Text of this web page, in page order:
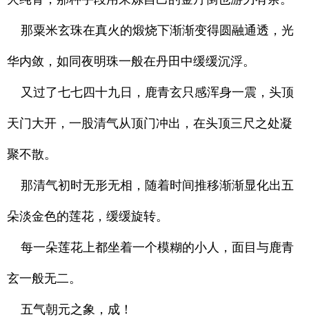
那粟米玄珠在真火的煅烧下渐渐变得圆融通透，光
华内敛，如同夜明珠一般在丹田中缓缓沉浮。
又过了七七四十九日，鹿青玄只感浑身一震，头顶
天门大开，一股清气从顶门冲出，在头顶三尺之处凝
聚不散。
那清气初时无形无相，随着时间推移渐渐显化出五
朵淡金色的莲花，缓缓旋转。
每一朵莲花上都坐着一个模糊的小人，面目与鹿青
玄一般无二。
五气朝元之象，成！